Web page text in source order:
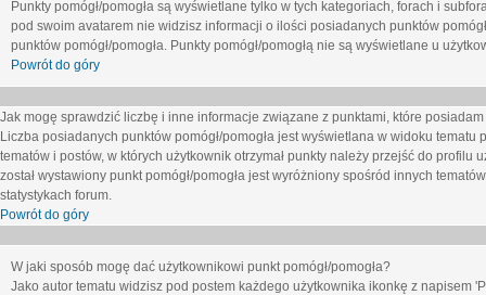
Punkty pomógł/pomogła są wyświetlane tylko w tych kategoriach, forach i
pod swoim avatarem nie widzisz informacji o ilości posiadanych punktów
punktów pomógł/pomogła. Punkty pomógł/pomogłą nie są wyświetlane u
Powrót do góry
Jak mogę sprawdzić liczbę i inne informacje związane z punktami, które
Liczba posiadanych punktów pomógł/pomogła jest wyświetlana w widoku
tematów i postów, w których użytkownik otrzymał punkty należy przejść do
został wystawiony punkt pomógł/pomogła jest wyróżniony spośród innych
statystykach forum.
Powrót do góry
W jaki sposób mogę dać użytkownikowi punkt pomógł/pomogła?
Jako autor tematu widzisz pod postem każdego użytkownika ikonkę z napisem